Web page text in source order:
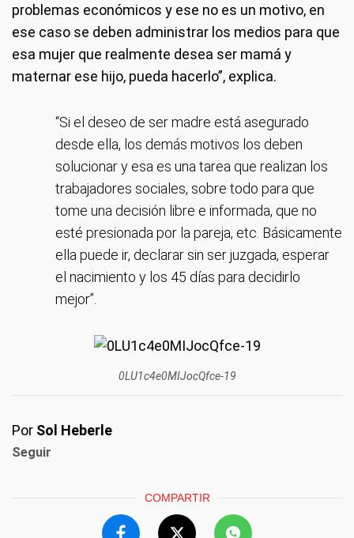
problemas económicos y ese no es un motivo, en
ese caso se deben administrar los medios para que
esa mujer que realmente desea ser mamá y
maternar ese hijo, pueda hacerlo”, explica.
“Si el deseo de ser madre está asegurado
desde ella, los demás motivos los deben
solucionar y esa es una tarea que realizan los
trabajadores sociales, sobre todo para que
tome una decisión libre e informada, que no
esté presionada por la pareja, etc. Básicamente
ella puede ir, declarar sin ser juzgada, esperar
el nacimiento y los 45 días para decidirlo
mejor”.
0LU1c4e0MIJocQfce-19
Por Sol Heberle
Seguir
COMPARTIR